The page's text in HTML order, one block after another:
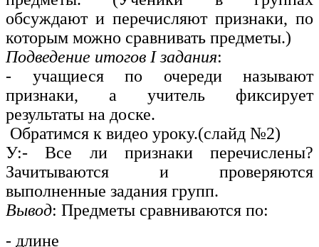
обсуждают и перечисляют признаки, по
которым можно сравнивать предметы.)
Подведение итогов I задания:
- учащиеся по очереди называют
признаки, а учитель фиксирует
результаты на доске.
Обратимся к видео уроку.(слайд №2)
У:- Все ли признаки перечислены?
Зачитываются и проверяются
выполненные задания групп.
Вывод: Предметы сравниваются по:
- длине